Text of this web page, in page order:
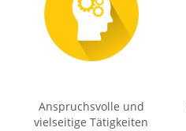
Anspruchsvolle und
vielseitige Tätigkeiten